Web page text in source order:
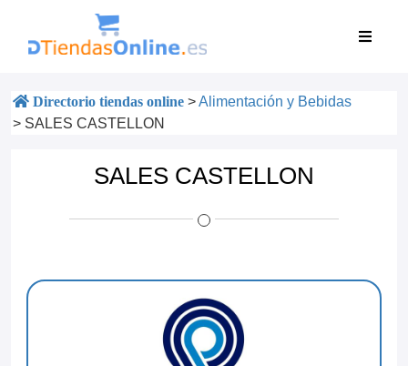
Directorio tiendas online >Alimentación y Bebidas
> SALES CASTELLON
SALES CASTELLON